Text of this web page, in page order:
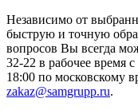
Независимо от
быструю и точную
вопросов Вы всегда
32-22 в рабочее время
18:00 по московскому
zakaz@samgrupp.ru.